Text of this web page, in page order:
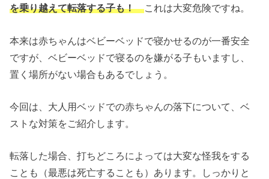
を乗り越えて転落する子も！これは大変危険ですね。
本来は赤ちゃんはベビーベッドで寝かせるのが一番安全
ですが、ベビーベッドで寝るのを嫌がる子もいますし、
置く場所がない場合もあるでしょう。
今回は、大人用ベッドでの赤ちゃんの落下について、ベ
ストな対策をご紹介します。
転落した場合、打ちどころによっては大変な怪我をする
ことも（最悪は死亡することも）あります。しっかりと